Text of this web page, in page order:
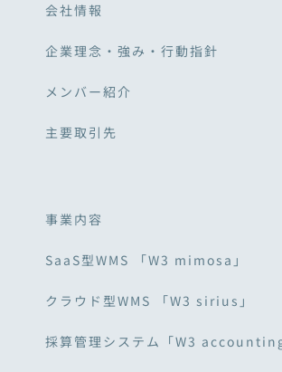
会社情報
企業理念・強み・行動指針
メンバー紹介
主要取引先
事業内容
SaaS型WMS 「W3 mimosa」
クラウド型WMS 「W3 sirius」
採算管理システム「W3 accounting